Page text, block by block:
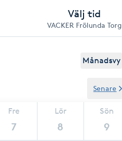
Välj tid
VACKER Frölunda Torg
Månadsvy
Fre
7
Lör
8
Sön
9
Senare